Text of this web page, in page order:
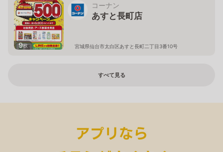
9枚
コーナン
あすと長町店
宮城県仙台市太白区あすと長町二丁目3番10号
すべて見る